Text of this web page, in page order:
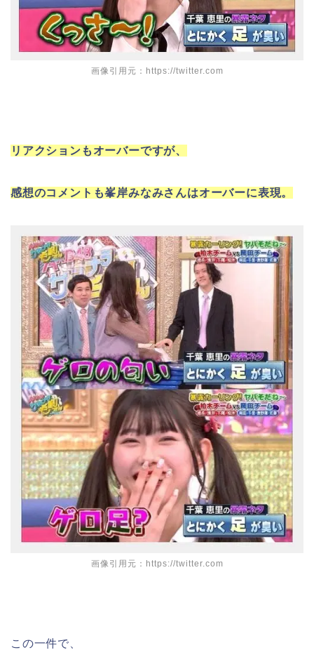
画像引用元：https://twitter.com
リアクションもオーバーですが、
感想のコメントも峯岸みなみさんはオーバーに表現。
画像引用元：https://twitter.com
この一件で、